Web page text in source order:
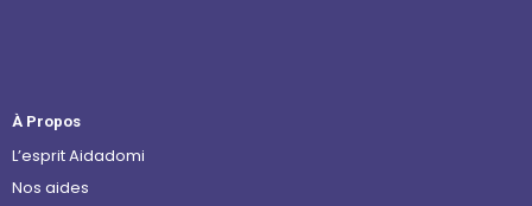
À Propos
L’esprit Aidadomi
Nos aides